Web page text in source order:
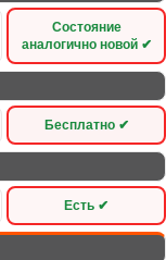
Состояние
аналогично новой ✔
Бесплатно ✔
Есть ✔